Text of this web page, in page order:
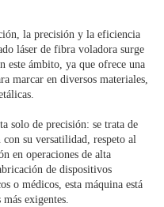
la precisión y la eficiencia
láser de fibra voladora surge
este ámbito, ya que ofrece una
marcar en diversos materiales,
solo de precisión: se trata de
su versatilidad, respeto al
en operaciones de alta
de dispositivos
o médicos, esta máquina está
más exigentes.